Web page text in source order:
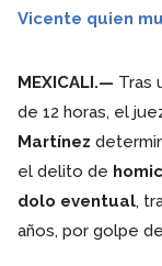
Vicente quien
MEXICALI.— Tras
de 12 horas, el
Martínez
el delito de
dolo eventual,
años, por golpe